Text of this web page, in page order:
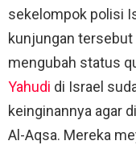
sekelompok polisi
kunjungan
mengubah status
Yahudi di Israel
keinginannya agar
Al-Aqsa. Mereka